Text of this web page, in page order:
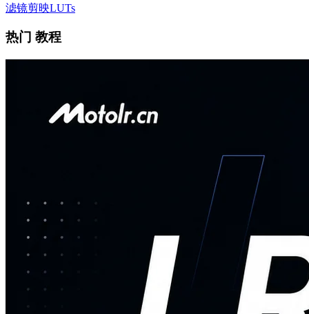
滤镜剪映LUTs
热门 教程